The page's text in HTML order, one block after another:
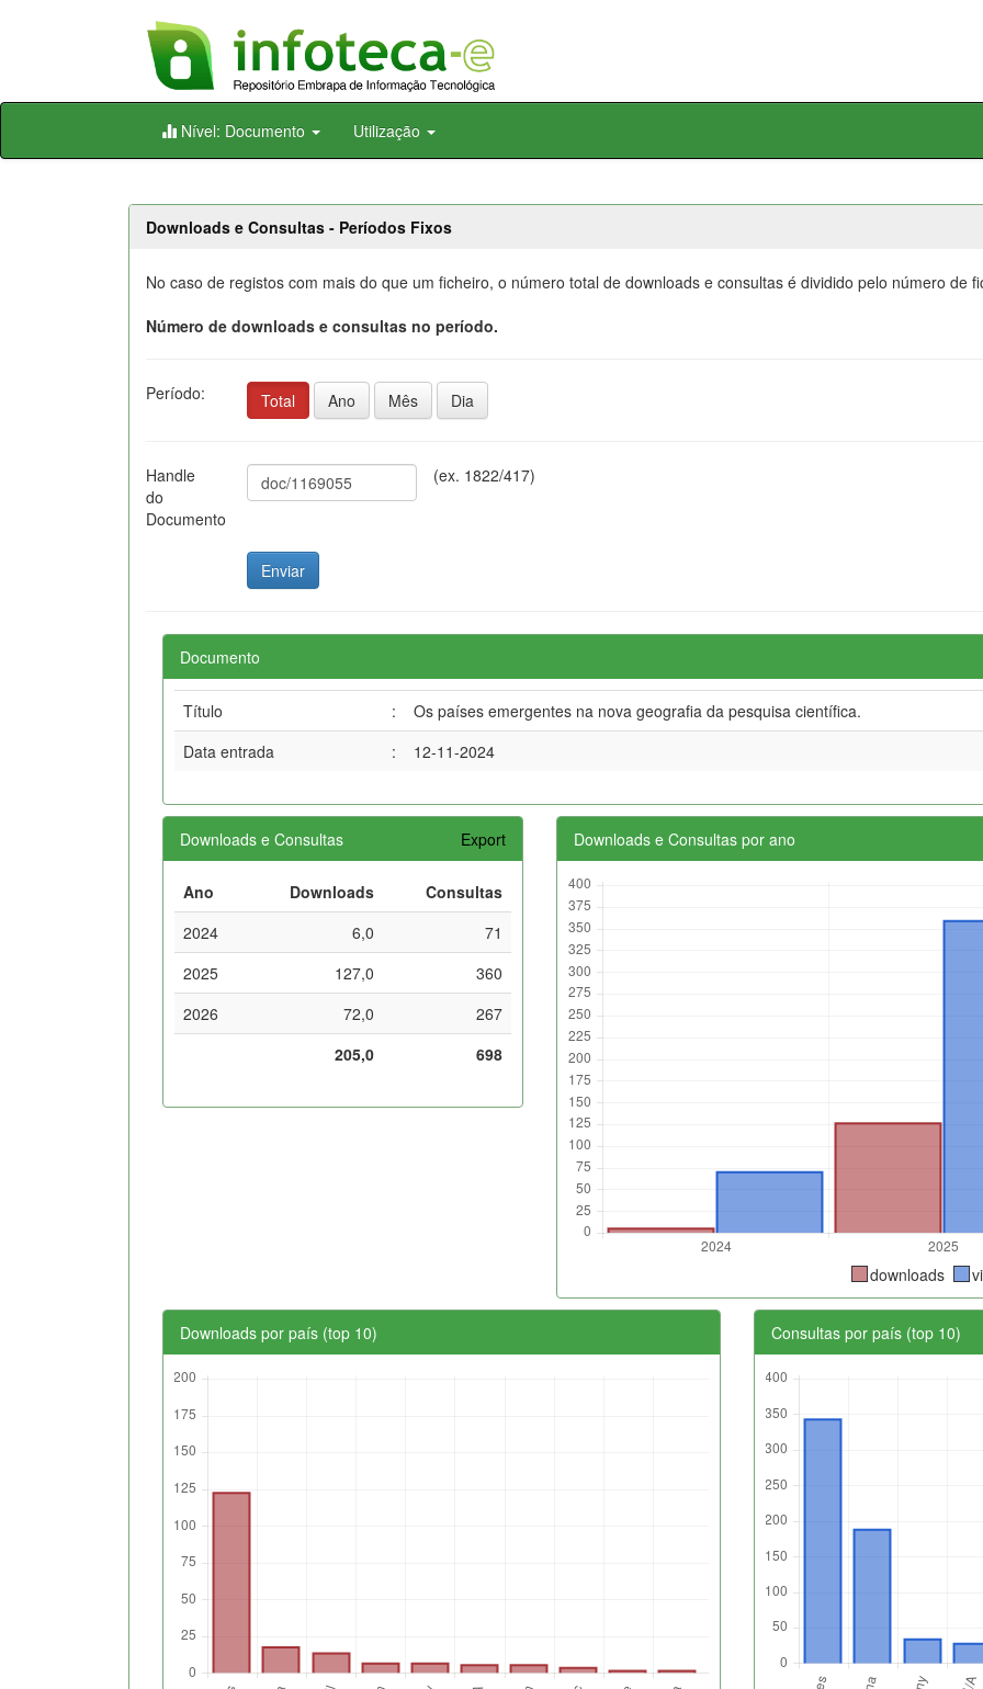
Skip
Nível: Documento Utilização
Downloads e Consultas - Períodos Fixos
No caso de registos com mais do que um ficheiro, o número total de downloads e consultas é dividido pelo número de
Número de downloads e consultas no período.
Período: Total Ano Mês Dia
Handle
do
Documento
(ex. 1822/417)
Documento
Título :
Os países emergentes na nova geografia da pesquisa científica.
Data entrada
: 12-11-2024
Downloads e Consultas Export
Ano Downloads
Consultas
2024
6,0
71
2025
127,0
360
2026
72,0
267
205,0
698
Downloads e Consultas por ano
downloads
Downloads por país (top 10) Consultas por país (top 10)